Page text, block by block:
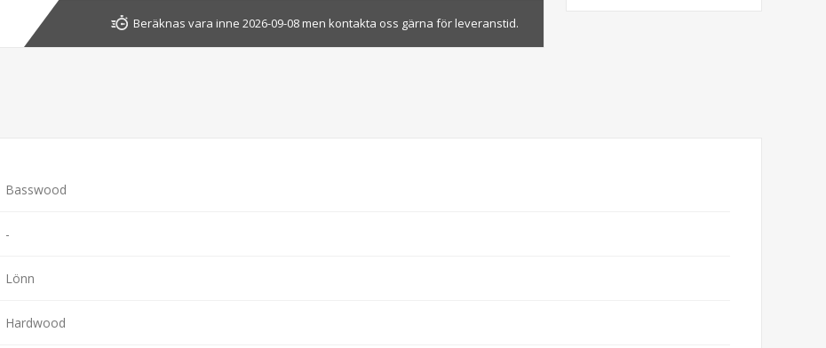
Beräknas vara inne 2026-09-08 men kontakta oss gärna för leveranstid.
Basswood
-
Lönn
Hardwood